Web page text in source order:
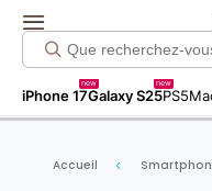
iPhone 17
new
Galaxy S25
new
PS5
Accueil